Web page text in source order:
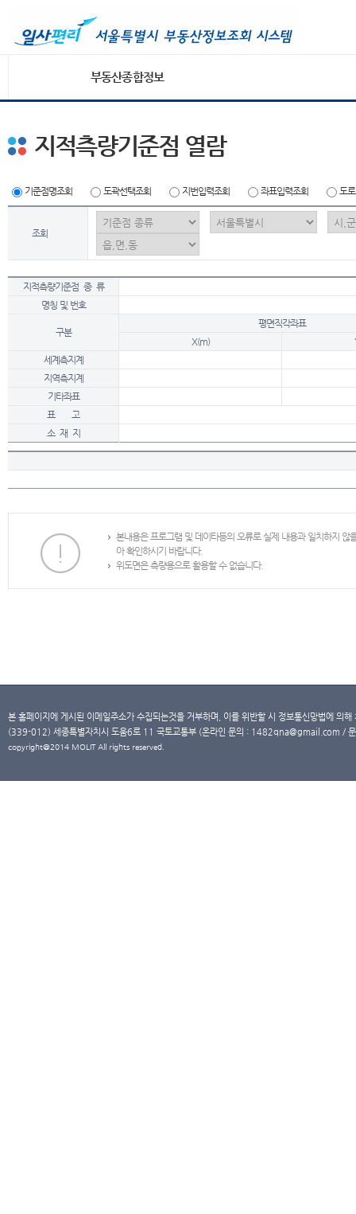
부동산종합정보
지적측량기준점 열람
기준점명조회 도곽선택조회 지번입력조회 좌표입력조회 도
조회
지적측량기준점 종 류
명칭 및 번호
구분
평면직각좌표
X(m)
세계측지계
지역측지계
기타좌표
표 고
소 재 지
본내용은 프로그램 및 데이타등의 오류로 실제 내용과 일치하지
아 확인하시기 바랍니다.
위도면은 측량용으로 활용할 수 없습니다.
본 홈페이지에 게시된 이메일주소가 수집되는것을 거부하며, 이를 위반할 시 정보통신망법에 의
(339-012) 세종특별자치시 도움6로 11 국토교통부 (온라인 문의 : 1482qna@gmail.com /
copyright@2014 MOLIT All rights reserved.